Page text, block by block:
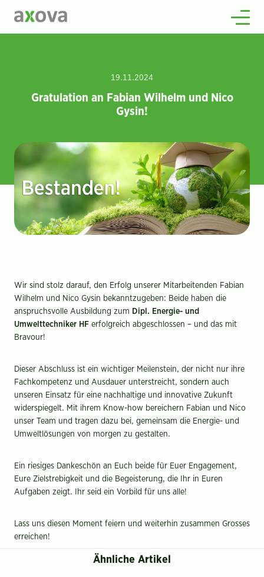
19.11.2024
Gratulation an Fabian Wilhelm und Nico
Gysin!
Wir sind stolz darauf, den Erfolg unserer Mitarbeitenden Fabian
Wilhelm und Nico Gysin bekanntzugeben: Beide haben die
anspruchsvolle Ausbildung zum Dipl. Energie- und
Umwelttechniker HF erfolgreich abgeschlossen – und das mit
Bravour!
Dieser Abschluss ist ein wichtiger Meilenstein, der nicht nur ihre
Fachkompetenz und Ausdauer unterstreicht, sondern auch
unseren Einsatz für eine nachhaltige und innovative Zukunft
widerspiegelt. Mit ihrem Know-how bereichern Fabian und Nico
unser Team und tragen dazu bei, gemeinsam die Energie- und
Umweltlösungen von morgen zu gestalten.
Ein riesiges Dankeschön an Euch beide für Euer Engagement,
Eure Zielstrebigkeit und die Begeisterung, die Ihr in Euren
Aufgaben zeigt. Ihr seid ein Vorbild für uns alle!
Lass uns diesen Moment feiern und weiterhin zusammen Grosses
erreichen!
Ähnliche Artikel